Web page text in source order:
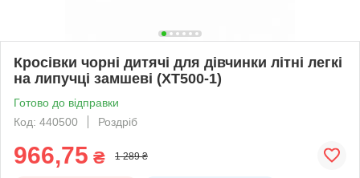
Кросівки чорні дитячі для дівчинки літні легкі
на липучці замшеві (XT500-1)
Готово до відправки
Код: 440500
Роздріб
966,75 ₴ 1 289 ₴